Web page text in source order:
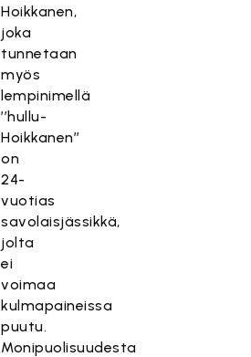
Hoikkanen,
joka
tunnetaan
myös
lempinimellä
’’hullu-
Hoikkanen’’
on
24-
vuotias
savolaisjässikkä,
jolta
ei
voimaa
kulmapaineissa
puutu.
Monipuolisuudesta